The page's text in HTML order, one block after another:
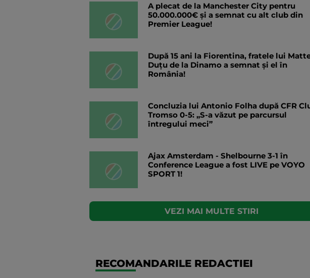
A plecat de la Manchester City pentru
50.000.000€ și a semnat cu alt club din
Premier League!
După 15 ani la Fiorentina, fratele lui
Duțu de la Dinamo a semnat și el în
România!
Concluzia lui Antonio Folha după CFR
Tromso 0-5: „S-a văzut pe parcursul
întregului meci”
Ajax Amsterdam - Shelbourne 3-1 în
Conference League a fost LIVE pe VOYO
SPORT 1!
VEZI MAI MULTE STIRI
RECOMANDARILE REDACTIEI